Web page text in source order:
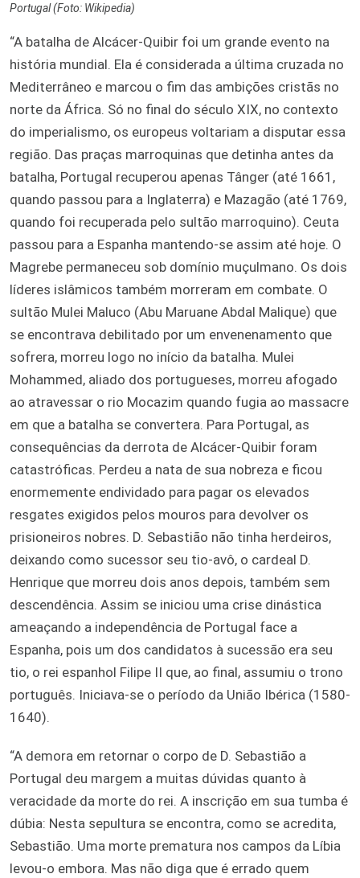
Portugal (Foto: Wikipedia)
“A batalha de Alcácer-Quibir foi um grande evento na
história mundial. Ela é considerada a última cruzada no
Mediterrâneo e marcou o fim das ambições cristãs no
norte da África. Só no final do século XIX, no contexto
do imperialismo, os europeus voltariam a disputar essa
região. Das praças marroquinas que detinha antes da
batalha, Portugal recuperou apenas Tânger (até 1661,
quando passou para a Inglaterra) e Mazagão (até 1769,
quando foi recuperada pelo sultão marroquino). Ceuta
passou para a Espanha mantendo-se assim até hoje. O
Magrebe permaneceu sob domínio muçulmano. Os dois
líderes islâmicos também morreram em combate. O
sultão Mulei Maluco (Abu Maruane Abdal Malique) que
se encontrava debilitado por um envenenamento que
sofrera, morreu logo no início da batalha. Mulei
Mohammed, aliado dos portugueses, morreu afogado
ao atravessar o rio Mocazim quando fugia ao massacre
em que a batalha se convertera. Para Portugal, as
consequências da derrota de Alcácer-Quibir foram
catastróficas. Perdeu a nata de sua nobreza e ficou
enormemente endividado para pagar os elevados
resgates exigidos pelos mouros para devolver os
prisioneiros nobres. D. Sebastião não tinha herdeiros,
deixando como sucessor seu tio-avô, o cardeal D.
Henrique que morreu dois anos depois, também sem
descendência. Assim se iniciou uma crise dinástica
ameaçando a independência de Portugal face a
Espanha, pois um dos candidatos à sucessão era seu
tio, o rei espanhol Filipe II que, ao final, assumiu o trono
português. Iniciava-se o período da União Ibérica (1580-
1640).
“A demora em retornar o corpo de D. Sebastião a
Portugal deu margem a muitas dúvidas quanto à
veracidade da morte do rei. A inscrição em sua tumba é
dúbia: Nesta sepultura se encontra, como se acredita,
Sebastião. Uma morte prematura nos campos da Líbia
levou-o embora. Mas não diga que é errado quem